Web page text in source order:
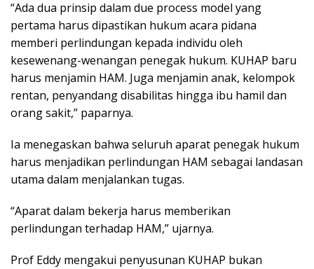
“Ada dua prinsip dalam due process model yang
pertama harus dipastikan hukum acara pidana
memberi perlindungan kepada individu oleh
kesewenang-wenangan penegak hukum. KUHAP baru
harus menjamin HAM. Juga menjamin anak, kelompok
rentan, penyandang disabilitas hingga ibu hamil dan
orang sakit,” paparnya.
Ia menegaskan bahwa seluruh aparat penegak hukum
harus menjadikan perlindungan HAM sebagai landasan
utama dalam menjalankan tugas.
“Aparat dalam bekerja harus memberikan
perlindungan terhadap HAM,” ujarnya.
Prof Eddy mengakui penyusunan KUHAP bukan